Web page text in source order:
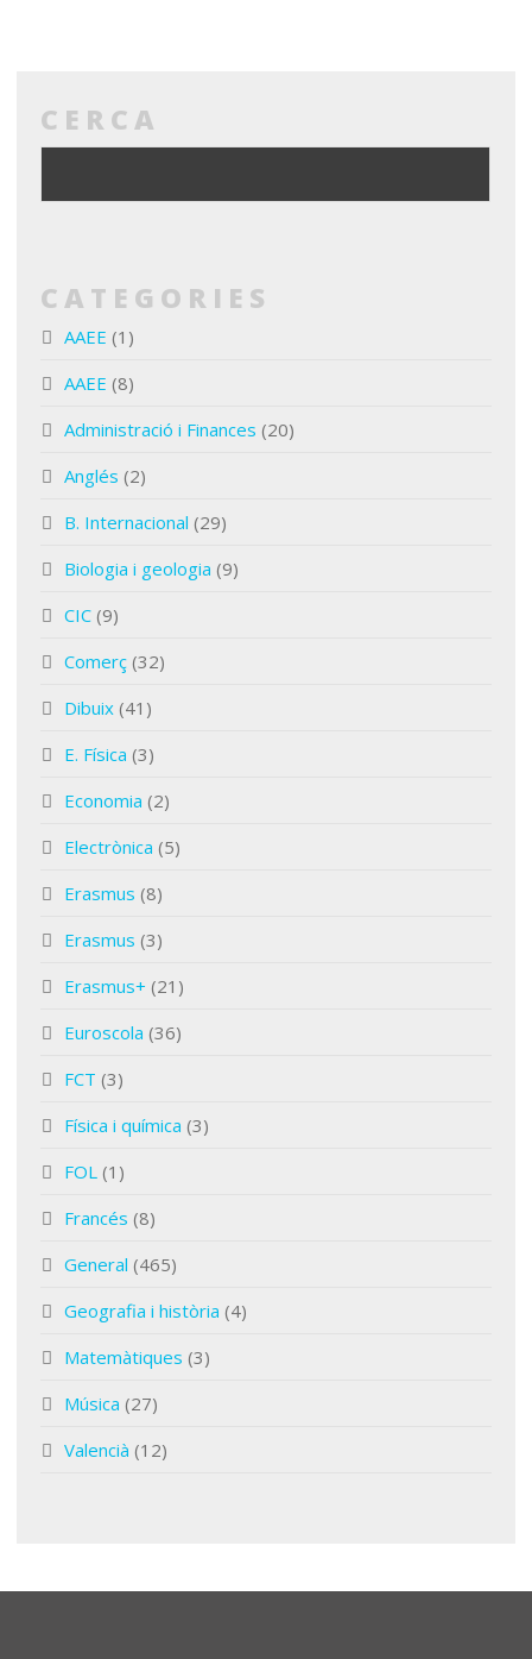
CERCA
CATEGORIES
AAEE (1)
AAEE (8)
Administració i Finances (20)
Anglés (2)
B. Internacional (29)
Biologia i geologia (9)
CIC (9)
Comerç (32)
Dibuix (41)
E. Física (3)
Economia (2)
Electrònica (5)
Erasmus (8)
Erasmus (3)
Erasmus+ (21)
Euroscola (36)
FCT (3)
Física i química (3)
FOL (1)
Francés (8)
General (465)
Geografia i història (4)
Matemàtiques (3)
Música (27)
Valencià (12)